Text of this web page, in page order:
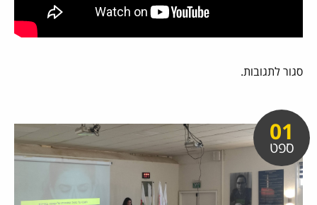
סגור לתגובות.
01
ספט